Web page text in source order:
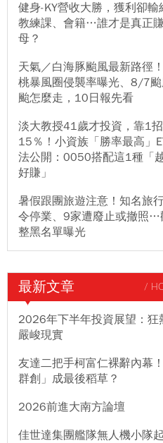
健身-KY營收大勝，獲利卻輸
教練課、會籍…誰才是真正
母？
天氣／白海豚颱風最新路徑
桃暴風圈侵襲率曝光、8/7
颱怎麼走，10日報先看
淡大教授41歲才投資，靠1
15％！小資族「勝率最高」
法公開：0050搭配這1種「
好賺」
暑假跟團旅遊注意！知名旅
令停業、9家遭廢止或撤照…
整黑名單曝光
最新文章 /
2026年下半年投資展望：狂
嚴峻現實
友達二把手柯富仁裸辭內幕
群創」成最後稻草？
2026前進大南方論壇
佳世達集團艦隊無人機小隊